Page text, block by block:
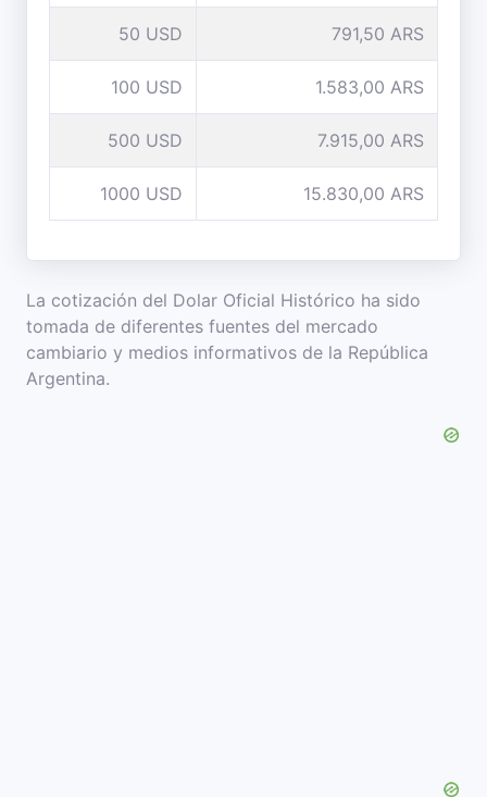
50 USD 791,50 ARS
100 USD 1.583,00 ARS
500 USD 7.915,00 ARS
1000 USD 15.830,00 ARS
La cotización del Dolar Oficial Histórico ha sido
tomada de diferentes fuentes del mercado
cambiario y medios informativos de la República
Argentina.